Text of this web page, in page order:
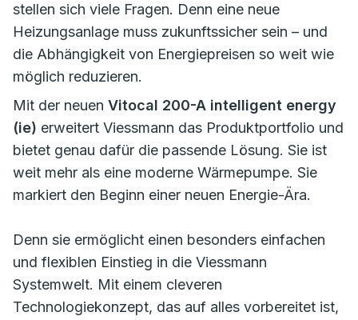
stellen sich viele Fragen. Denn eine neue
Heizungsanlage muss zukunftssicher sein – und
die Abhängigkeit von Energiepreisen so weit wie
möglich reduzieren.
Mit der neuen Vitocal 200-A intelligent energy
(ie) erweitert Viessmann das Produktportfolio und
bietet genau dafür die passende Lösung. Sie ist
weit mehr als eine moderne Wärmepumpe. Sie
markiert den Beginn einer neuen Energie-Ära.
Denn sie ermöglicht einen besonders einfachen
und flexiblen Einstieg in die Viessmann
Systemwelt. Mit einem cleveren
Technologiekonzept, das auf alles vorbereitet ist,